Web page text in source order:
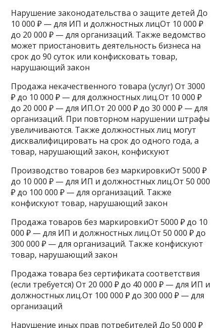
Нарушение законодательства о защите детей До
10 000 ₽ — для ИП и должностных лицОт 10 000 ₽
до 20 000 ₽ — для организаций. Также ведомство
может приостановить деятельность бизнеса на
срок до 90 суток или конфисковать товар,
нарушающий закон
Продажа некачественного товара (услуг) От 3000
₽ до 10 000 ₽ — для должностных лиц.От 10 000 ₽
до 20 000 ₽ — для ИП.От 20 000 ₽ до 30 000 ₽ — для
организаций. При повторном нарушении штрафы
увеличиваются. Также должностных лиц могут
дисквалифицировать на срок до одного года, а
товар, нарушающий закон, конфискуют
Производство товаров без маркировкиОт 5000 ₽
до 10 000 ₽ — для ИП и должностных лиц.От 50 000
₽ до 100 000 ₽ — для организаций. Также
конфискуют товар, нарушающий закон
Продажа товаров без маркировкиОт 5000 ₽ до 10
000 ₽ — для ИП и должностных лиц.От 50 000 ₽ до
300 000 ₽ — для организаций. Также конфискуют
товар, нарушающий закон
Продажа товара без сертификата соответствия
(если требуется) От 20 000 ₽ до 40 000 ₽ — для ИП и
должностных лиц.От 100 000 ₽ до 300 000 ₽ — для
организаций
Нарушение иных прав потребителей До 50 000 ₽